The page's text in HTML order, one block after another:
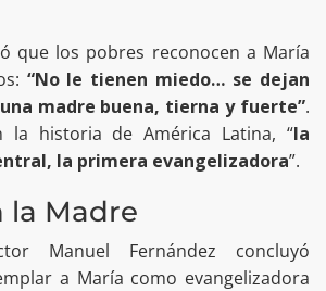
que los pobres reconocen a María
“No le tienen miedo… se dejan
madre buena, tierna y fuerte”.
la historia de América Latina, “la
la primera evangelizadora”.
la Madre
Manuel Fernández concluyó
a María como evangelizadora